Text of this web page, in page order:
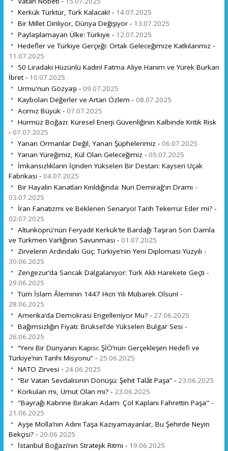
Kerkük Türktür, Türk Kalacak! - 14.07.2025
Bir Millet Diriliyor, Dünya Değişiyor - 13.07.2025
Paylaşılamayan Ülke: Türkiye - 12.07.2025
Hedefler ve Türkiye Gerçeği: Ortak Geleceğimize Katkılarımız -
11.07.2025
50 Liradaki Hüzünlü Kadın! Fatma Aliye Hanım ve Yürek Burkan
İbret - 10.07.2025
Urmu'nun Gözyaşı - 09.07.2025
Kaybolan Değerler ve Artan Özlem - 08.07.2025
Acımız Büyük - 07.07.2025
Hürmüz Boğazı: Küresel Enerji Güvenliğinin Kalbinde Kritik Risk
- 07.07.2025
Yanan Ormanlar Değil, Yanan Şüphelerimiz - 06.07.2025
Yanan Yüreğimiz, Kül Olan Geleceğimiz - 05.07.2025
İmkansızlıkların İçinden Yükselen Bir Destan: Kayseri Uçak
Fabrikası - 04.07.2025
Bir Hayalin Kanatları Kırıldığında: Nuri Demirağ'ın Dramı -
03.07.2025
İran Fanatizmi ve Beklenen Senaryo! Tarih Tekerrür Eder mi? -
02.07.2025
Altunköprü'nün Feryadı! Kerkük'te Bardağı Taşıran Son Damla
ve Türkmen Varlığının Savunması - 01.07.2025
Zirvelerin Ardındaki Güç: Türkiye’nin Yeni Diplomasi Yüzyılı -
30.06.2025
Zengezur’da Sancak Dalgalanıyor: Türk Aklı Harekete Geçti -
29.06.2025
Tüm İslam Âleminin 1447 Hicri Yılı Mübarek Olsun! -
28.06.2025
Amerika’da Demokrasi Engelleniyor Mu? - 27.06.2025
Bağımsızlığın Fiyatı: Brüksel’de Yükselen Bulgar Sesi -
26.06.2025
“Yeni Bir Dünyanın Kapısı: ŞİÖ’nün Gerçekleşen Hedefi ve
Türkiye’nin Tarihi Misyonu” - 25.06.2025
NATO Zirvesi - 24.06.2025
“Bir Vatan Sevdalısının Dönüşü: Şehit Talât Paşa” - 23.06.2025
Korkulan mı, Umut Olan mı? - 23.06.2025
"Bayrağı Kabrine Bırakan Adam: Çöl Kaplanı Fahrettin Paşa" -
21.06.2025
Ayşe Molla’nın Adını Taşa Kazıyamayanlar, Bu Şehirde Neyin
Bekçisi? - 20.06.2025
İstanbul Boğazı’nın Stratejik Ritmi - 19.06.2025